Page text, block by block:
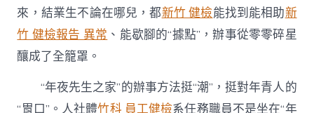
來，結業生不論在哪兒，都新竹 健檢能找到能相助新
竹 健檢報告 異常 、能歇腳的“據點”，辦事從零零碎星
釀成了全籠罩。
“年夜先生之家”的辦事方法挺“潮”，挺對年青人的
“胃口”。人社體竹科 員工健檢系任務職員不是坐在“年